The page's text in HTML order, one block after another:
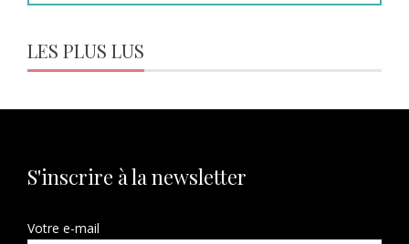
LES PLUS LUS
S'inscrire à la newsletter
Votre e-mail